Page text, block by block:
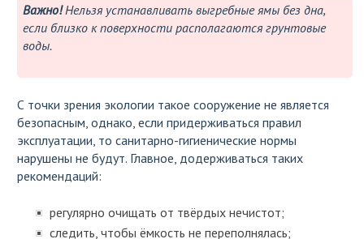
Важно!Нельзя устанавливать выгребные ямы без дна,
если близко к поверхности располагаются грунтовые
воды.
С точки зрения экологии такое сооружение не является
безопасным, однако, если придерживаться правил
эксплуатации, то санитарно-гигиенические нормы
нарушены не будут. Главное, додерживаться таких
рекомендаций:
регулярно очищать от твёрдых нечистот;
следить, чтобы ёмкость не переполнялась;